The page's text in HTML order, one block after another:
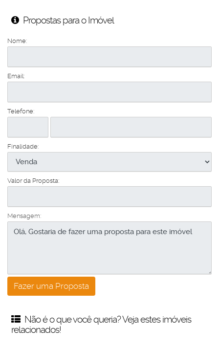
Propostas para o Imóvel
Nome:
Email:
Telefone:
Finalidade:
Valor da Proposta:
Mensagem:
Não é o que você queria? Veja estes imóveis
relacionados!